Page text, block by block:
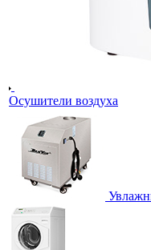
Осушители воздуха